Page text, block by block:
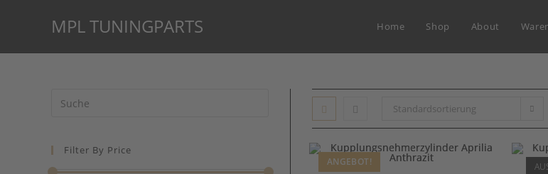
MPL TUNINGPARTS Home Shop About
Standardsortierung
ANGEBOT!
Suche
Filter By Price